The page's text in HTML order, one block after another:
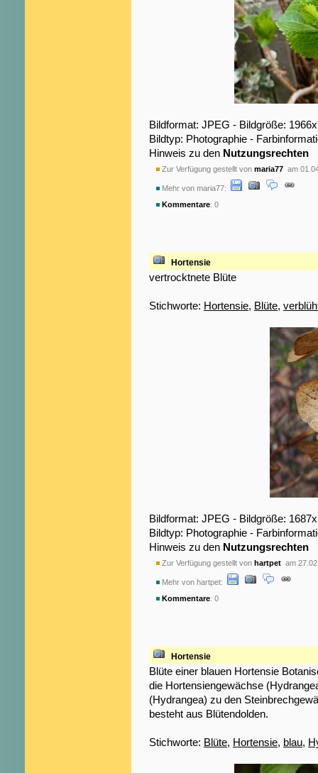
Bildformat: JPEG - Bildgröße:
Bildtyp: Photographie -
Hinweis zu den Nutzungsrechten
Zur Verfügung gestellt von maria77 am
Mehr von maria77:
Kommentare: 0
Hortensie
vertrocktnete Blüte
Stichworte: Hortensie, Blüte,
Bildformat: JPEG - Bildgröße:
Bildtyp: Photographie -
Hinweis zu den Nutzungsrechten
Zur Verfügung gestellt von hartpet am
Mehr von hartpet:
Kommentare: 0
Hortensie
Blüte einer blauen Hortensie
die Hortensiengewächse
(Hydrangea) zu den
besteht aus Blütendolden.
Stichworte: Blüte, Hortensie, blau,